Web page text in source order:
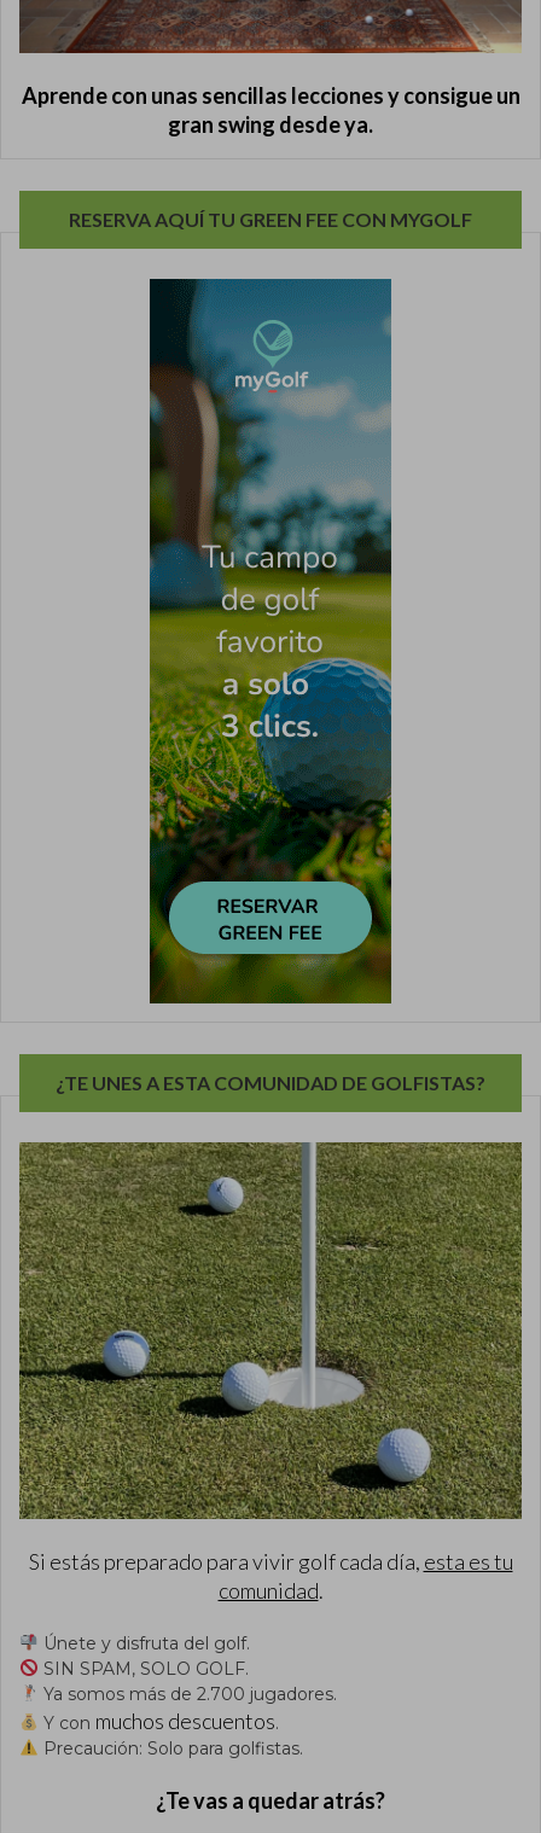
Aprende con unas sencillas lecciones y consigue un
gran swing desde ya.
RESERVA AQUÍ TU GREEN FEE CON MYGOLF
¿TE UNES A ESTA COMUNIDAD DE GOLFISTAS?
Si estás preparado para vivir golf cada día, esta es tu
comunidad.
Únete y disfruta del golf.
SIN SPAM, SOLO GOLF.
Ya somos más de 2.700 jugadores.
Y con muchos descuentos.
Precaución: Solo para golfistas.
¿Te vas a quedar atrás?